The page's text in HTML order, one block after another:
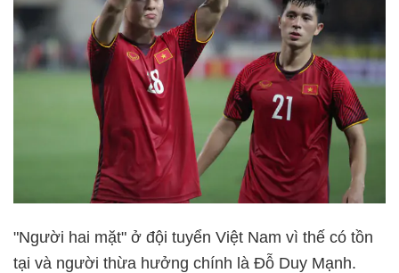
"Người hai mặt" ở đội tuyển Việt Nam vì thế có tồn
tại và người thừa hưởng chính là Đỗ Duy Mạnh.